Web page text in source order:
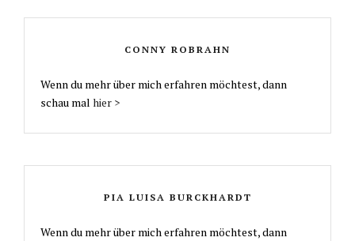
CONNY ROBRAHN
Wenn du mehr über mich erfahren möchtest, dann
schau mal hier >
PIA LUISA BURCKHARDT
Wenn du mehr über mich erfahren möchtest, dann